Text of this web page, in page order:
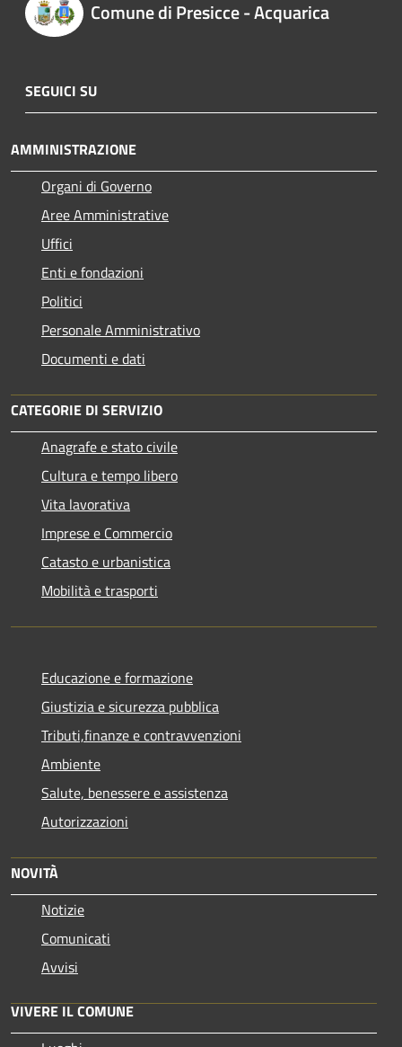
Comune di Presicce - Acquarica
SEGUICI SU
AMMINISTRAZIONE
Organi di Governo
Aree Amministrative
Uffici
Enti e fondazioni
Politici
Personale Amministrativo
Documenti e dati
CATEGORIE DI SERVIZIO
Anagrafe e stato civile
Cultura e tempo libero
Vita lavorativa
Imprese e Commercio
Catasto e urbanistica
Mobilità e trasporti
Educazione e formazione
Giustizia e sicurezza pubblica
Tributi,finanze e contravvenzioni
Ambiente
Salute, benessere e assistenza
Autorizzazioni
NOVITÀ
Notizie
Comunicati
Avvisi
VIVERE IL COMUNE